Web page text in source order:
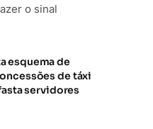
o sinal
esquema de
de táxi
servidores